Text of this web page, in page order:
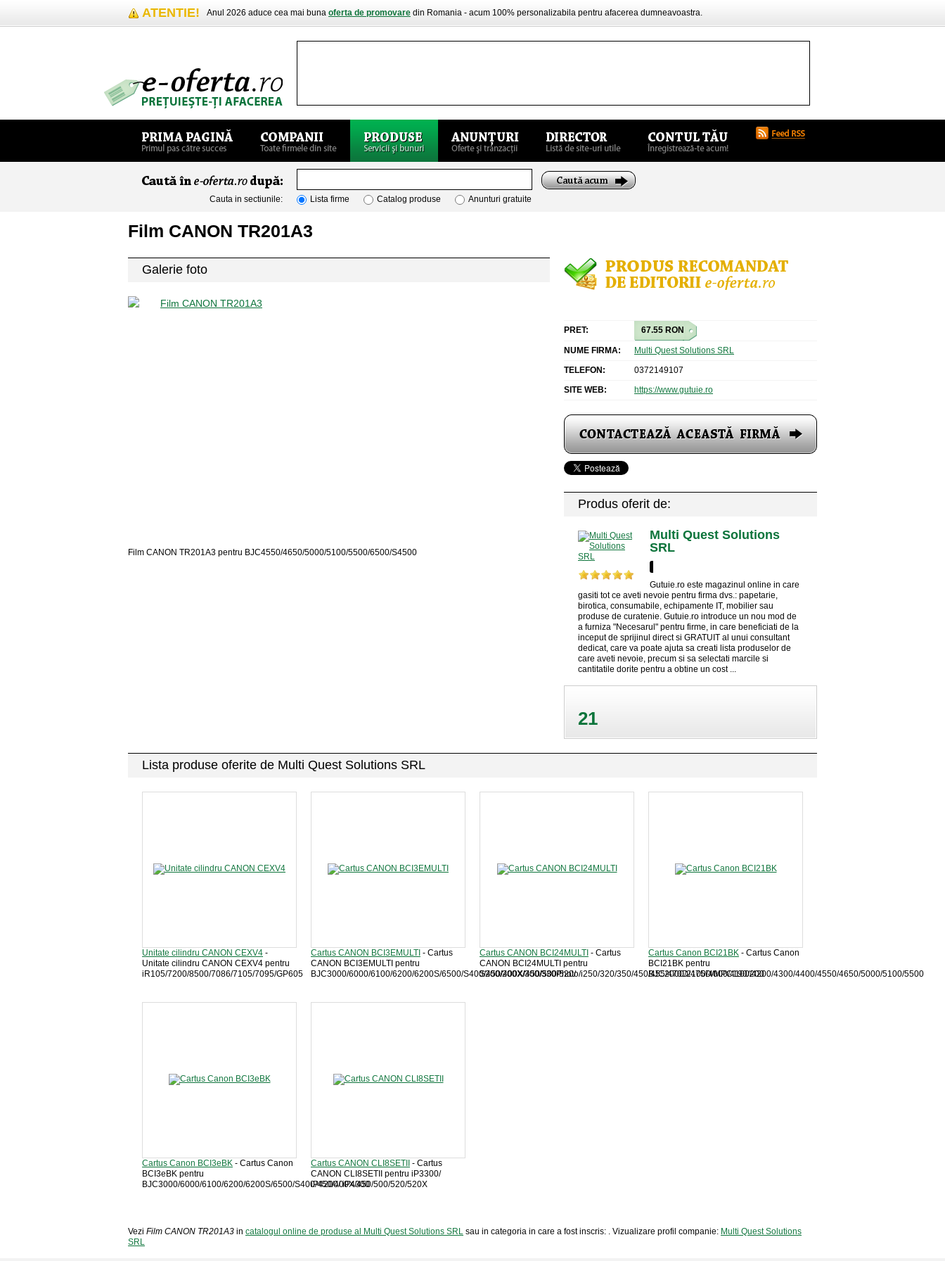
ATENTIE! Anul 2026 aduce cea mai buna oferta de promovare din Romania - acum 100% personalizabila pentru afacerea dumneavoastra.
Cauta in sectiunile: Lista firme Catalog produse Anunturi gratuite
Film CANON TR201A3
Galerie foto
Film CANON TR201A3 pentru BJC4550/4650/5000/5100/5500/6500/S4500
PRET: 67.55 RON
NUME FIRMA:
Multi Quest Solutions SRL
TELEFON:
0372149107
SITE WEB:
https://www.gutuie.ro
Produs oferit de:
Multi Quest Solutions
SRL
Gutuie.ro este magazinul online in care
gasiti tot ce aveti nevoie pentru firma dvs.: papetarie,
birotica, consumabile, echipamente IT, mobilier sau
produse de curatenie. Gutuie.ro introduce un nou mod de
a furniza "Necesarul" pentru firme, in care beneficiati de la
inceput de sprijinul direct si GRATUIT al unui consultant
dedicat, care va poate ajuta sa creati lista produselor de
care aveti nevoie, precum si sa selectati marcile si
cantitatile dorite pentru a obtine un cost ...
21
Lista produse oferite de Multi Quest Solutions SRL
Unitate cilindru CANON CEXV4 -
Unitate cilindru CANON CEXV4 pentru
iR105/7200/8500/7086/7105/7095/GP605
Cartus CANON BCI3EMULTI - Cartus
CANON BCI3EMULTI pentru
BJC3000/6000/6100/6200/6200S/6500/S400/450/400X/450/500/520/
Cartus CANON BCI24MULTI - Cartus
CANON BCI24MULTI pentru
S200/200X/300/330Photo/i250/320/350/450/455/470D/475D/MPC190/200
Cartus Canon BCI21BK - Cartus Canon
BCI21BK pentru
BJC2000/2100/4000/4100/4200/4300/4400/4550/4650/5000/5100/5500
Cartus Canon BCI3eBK - Cartus Canon
BCI3eBK pentru
BJC3000/6000/6100/6200/6200S/6500/S400/450/400X/450/500/520/520X
Cartus CANON CLI8SETII
- Cartus
CANON CLI8SETII pentru iP3300/
iP4200/ iP4300
Vezi Film CANON TR201A3 in catalogul online de produse al Multi Quest Solutions SRL sau in categoria in care a fost inscris: . Vizualizare profil companie: Multi Quest Solutions
SRL